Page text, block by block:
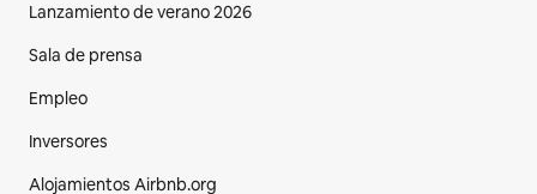
Lanzamiento de verano 2026
Sala de prensa
Empleo
Inversores
Alojamientos Airbnb.org